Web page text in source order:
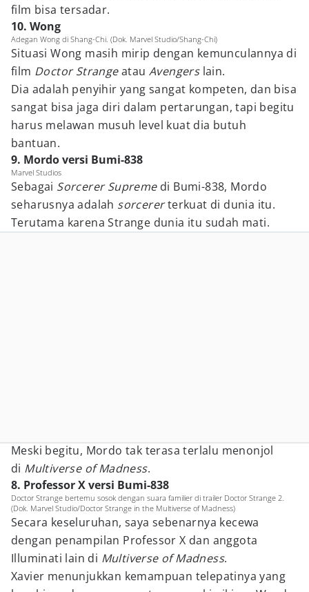
film bisa tersadar.
10. Wong
Adegan Wong di Shang-Chi. (Dok. Marvel Studio/Shang-Chi)
Situasi Wong masih mirip dengan kemunculannya di
film Doctor Strangeatau Avengers lain.
Dia adalah penyihir yang sangat kompeten, dan bisa
sangat bisa jaga diri dalam pertarungan, tapi begitu
harus melawan musuh level kuat dia butuh
bantuan.
9. Mordo versi Bumi-838
Marvel Studios
Sebagai Sorcerer Supreme di Bumi-838, Mordo
seharusnya adalah sorcererterkuat di dunia itu.
Terutama karena Strange dunia itu sudah mati.
Meski begitu, Mordo tak terasa terlalu menonjol
di Multiverse of Madness.
8. Professor X versi Bumi-838
Doctor Strange bertemu sosok dengan suara familier di trailer Doctor Strange 2.
(Dok. Marvel Studio/Doctor Strange in the Multiverse of Madness)
Secara keseluruhan, saya sebenarnya kecewa
dengan penampilan Professor X dan anggota
Illuminati lain di Multiverse of Madness.
Xavier menunjukkan kemampuan telepatinya yang